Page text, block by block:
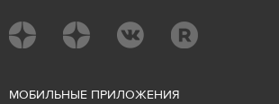
МОБИЛЬНЫЕ ПРИЛОЖЕНИЯ